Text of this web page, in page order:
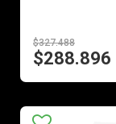
$327.488
$288.896